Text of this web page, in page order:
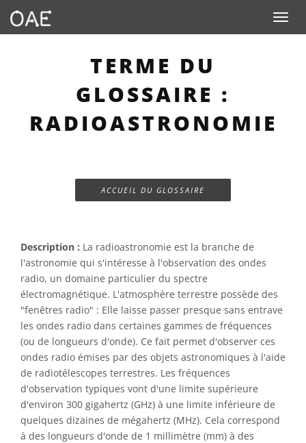
Toggle
TERME DU
GLOSSAIRE :
RADIOASTRONOMIE
ACCUEIL DU GLOSSAIRE
Description : La radioastronomie est la branche de
l'astronomie qui s'intéresse à l'observation des ondes
radio, un domaine particulier du spectre
électromagnétique. L'atmosphère terrestre possède des
"fenêtres radio" : Elle laisse passer presque sans entrave
les ondes radio dans certaines gammes de fréquences
(ou de longueurs d'onde). Ce fait permet d'observer ces
ondes radio émises par des objets astronomiques à l'aide
de radiotélescopes terrestres. Les fréquences
d'observation typiques vont d'une limite supérieure
d'environ 300 gigahertz (GHz) à une limite inférieure de
quelques dizaines de mégahertz (MHz). Cela correspond
à des longueurs d'onde de 1 millimètre (mm) à des